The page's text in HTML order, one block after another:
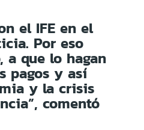
el IFE en el
Por eso
a que lo hagan
pagos y así
y la crisis
comentó